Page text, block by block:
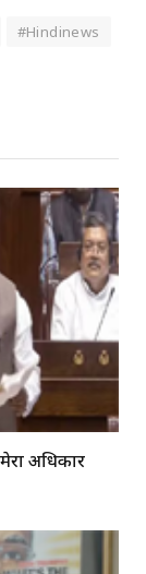
#Hindinews
अधिकार